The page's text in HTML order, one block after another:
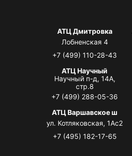
АТЦ Дмитровка
Лобненская 4
+7 (499) 110-28-43
АТЦ Научный
Научный п-д, 14А,
стр.8
+7 (499) 288-05-36
АТЦ Варшавское ш
ул. Котляковская, 1Ас2
+7 (495) 182-17-65